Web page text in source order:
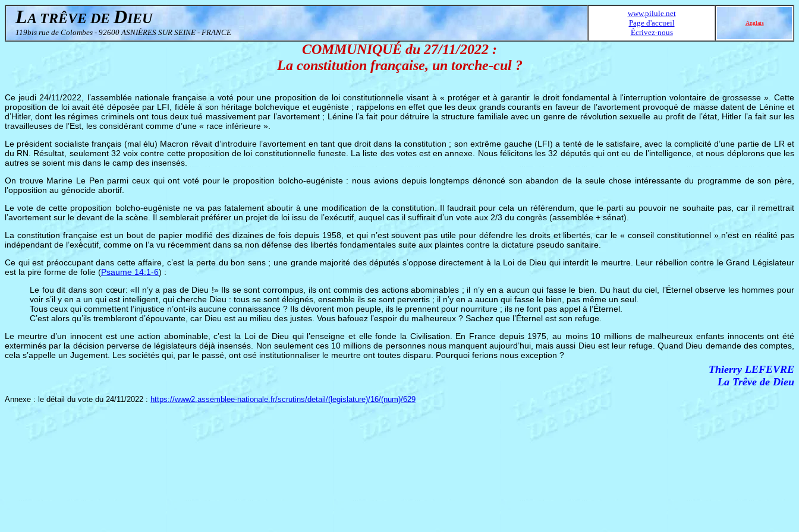
LA TRÊVE DE DIEU
119bis rue de Colombes - 92600 ASNIÈRES SUR SEINE - FRANCE
www.pilule.net
Page d'accueil
Écrivez-nous
Anglais
COMMUNIQUÉ du 27/11/2022 :
La constitution française, un torche-cul ?
Ce jeudi 24/11/2022, l’assemblée nationale française a voté pour une proposition de loi constitutionnelle visant à « protéger et à garantir le droit fondamental à l'interruption volontaire de grossesse ». Cette
proposition de loi avait été déposée par LFI, fidèle à son héritage bolchevique et eugéniste ; rappelons en effet que les deux grands courants en faveur de l’avortement provoqué de masse datent de Lénine et
d’Hitler, dont les régimes criminels ont tous deux tué massivement par l’avortement ; Lénine l’a fait pour détruire la structure familiale avec un genre de révolution sexuelle au profit de l’état, Hitler l’a fait sur les
travailleuses de l’Est, les considérant comme d’une « race inférieure ».
Le président socialiste français (mal élu) Macron rêvait d’introduire l’avortement en tant que droit dans la constitution ; son extrême gauche (LFI) a tenté de le satisfaire, avec la complicité d’une partie de LR et
du RN. Résultat, seulement 32 voix contre cette proposition de loi constitutionnelle funeste. La liste des votes est en annexe. Nous félicitons les 32 députés qui ont eu de l’intelligence, et nous déplorons que les
autres se soient mis dans le camp des insensés.
On trouve Marine Le Pen parmi ceux qui ont voté pour le proposition bolcho-eugéniste : nous avions depuis longtemps dénoncé son abandon de la seule chose intéressante du programme de son père,
l’opposition au génocide abortif.
Le vote de cette proposition bolcho-eugéniste ne va pas fatalement aboutir à une modification de la constitution. Il faudrait pour cela un référendum, que le parti au pouvoir ne souhaite pas, car il remettrait
l’avortement sur le devant de la scène. Il semblerait préférer un projet de loi issu de l’exécutif, auquel cas il suffirait d’un vote aux 2/3 du congrès (assemblée + sénat).
La constitution française est un bout de papier modifié des dizaines de fois depuis 1958, et qui n’est souvent pas utile pour défendre les droits et libertés, car le « conseil constitutionnel » n’est en réalité pas
indépendant de l’exécutif, comme on l’a vu récemment dans sa non défense des libertés fondamentales suite aux plaintes contre la dictature pseudo sanitaire.
Ce qui est préoccupant dans cette affaire, c’est la perte du bon sens ; une grande majorité des députés s’oppose directement à la Loi de Dieu qui interdit le meurtre. Leur rébellion contre le Grand Législateur
est la pire forme de folie (Psaume 14:1-6) :
Le fou dit dans son cœur: «Il n’y a pas de Dieu !» Ils se sont corrompus, ils ont commis des actions abominables ; il n’y en a aucun qui fasse le bien. Du haut du ciel, l’Éternel observe les hommes pour
voir s’il y en a un qui est intelligent, qui cherche Dieu : tous se sont éloignés, ensemble ils se sont pervertis ; il n’y en a aucun qui fasse le bien, pas même un seul.
Tous ceux qui commettent l’injustice n’ont-ils aucune connaissance ? Ils dévorent mon peuple, ils le prennent pour nourriture ; ils ne font pas appel à l’Éternel.
C’est alors qu’ils trembleront d’épouvante, car Dieu est au milieu des justes. Vous bafouez l’espoir du malheureux ? Sachez que l’Éternel est son refuge.
Le meurtre d’un innocent est une action abominable, c’est la Loi de Dieu qui l’enseigne et elle fonde la Civilisation. En France depuis 1975, au moins 10 millions de malheureux enfants innocents ont été
exterminés par la décision perverse de législateurs déjà insensés. Non seulement ces 10 millions de personnes nous manquent aujourd’hui, mais aussi Dieu est leur refuge. Quand Dieu demande des comptes,
cela s’appelle un Jugement. Les sociétés qui, par le passé, ont osé institutionnaliser le meurtre ont toutes disparu. Pourquoi ferions nous exception ?
Thierry LEFEVRE
La Trêve de Dieu
Annexe : le détail du vote du 24/11/2022 : https://www2.assemblee-nationale.fr/scrutins/detail/(legislature)/16/(num)/629